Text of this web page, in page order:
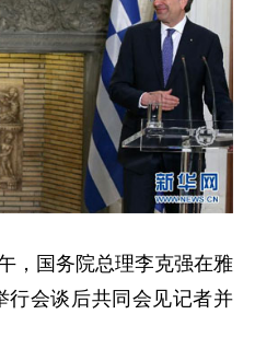
国务院总理李克强在雅
行会谈后共同会见记者并